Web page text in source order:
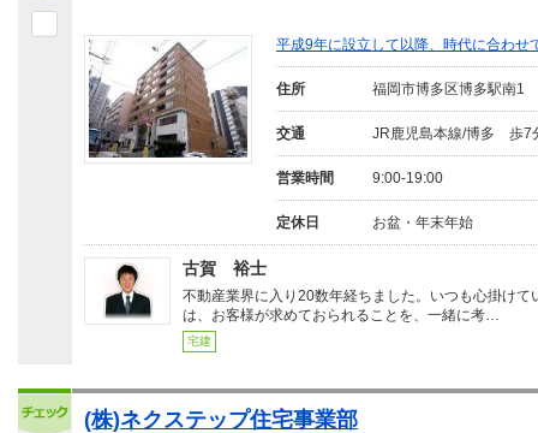
平成9年に設立して以降、時代に合わせ
住所 福岡市博多区博多駅南1
交通 JR鹿児島本線/博多 歩7
営業時間 9:00-19:00
定休日 お盆・年末年始
古賀 裕士
不動産業界に入り20数年経ちました。いつも心掛けて
は、お客様が求めておられることを、一緒に考…
宅建
(株)ネクステップ住宅事業部